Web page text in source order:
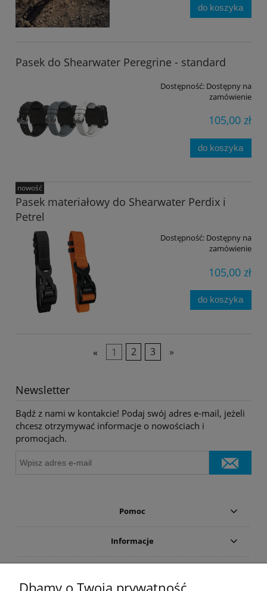
do koszyka
Pasek do Shearwater Peregrine - standard
Dostępność: Dostępny na
zamówienie
105,00 zł
do koszyka
Pasek materiałowy do Shearwater Perdix i
Petrel
Dostępność: Dostępny na
zamówienie
105,00 zł
do koszyka
nowość
« 1 2 3 »
Newsletter
Bądź z nami w kontakcie! Podaj swój adres e-mail, jeżeli
chcesz otrzymywać informacje o nowościach i
promocjach.
Pomoc
Informacje